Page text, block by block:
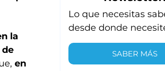
la
en
Lo que necesitas
desde donde
SABER MÁS